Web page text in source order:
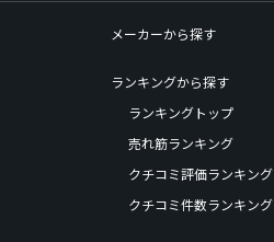
メーカーから探す
ランキングから探す
ランキングトップ
売れ筋ランキング
クチコミ評価ランキング
クチコミ件数ランキング